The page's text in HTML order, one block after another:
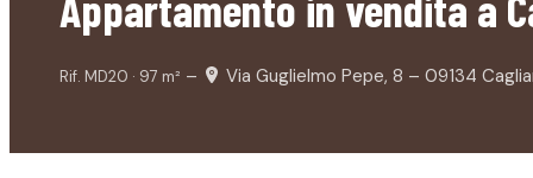
Rif. MD20 · 97 m² – Via Guglielmo Pepe, 8 – 09134